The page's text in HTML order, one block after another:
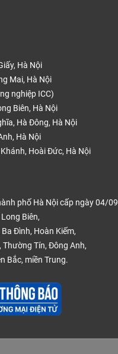
Xương Cá 8mm
KrooStar
Indonesia
Xương Cá
Hà Nội
Mai, Hà Nội
nghiệp ICC)
Biên, Hà Nội
Hà Đông, Hà Nội
Hà Nội
Hoài Đức, Hà Nội
phố Hà Nội cấp ngày 04/
Biên,
Đình, Hoàn Kiếm,
Thường Tín, Đông Anh,
Bắc, miền Trung.